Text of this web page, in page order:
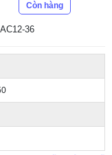
Còn hàng
36